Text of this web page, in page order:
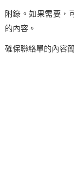
附錄。如果需要，
的內容。
確保聯絡單的內容